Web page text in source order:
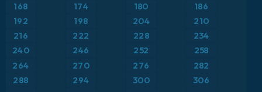
Estados Unidos
Europa
Francia
Punto de rocío a 2 m
Ráfagas de Viento Máximas
168
174 180
186
192
198 204 210
216 222 228 234
240 246 252
258
264
270 276
282
288
294 300
306